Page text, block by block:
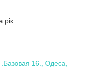
рік
16., Одеса,